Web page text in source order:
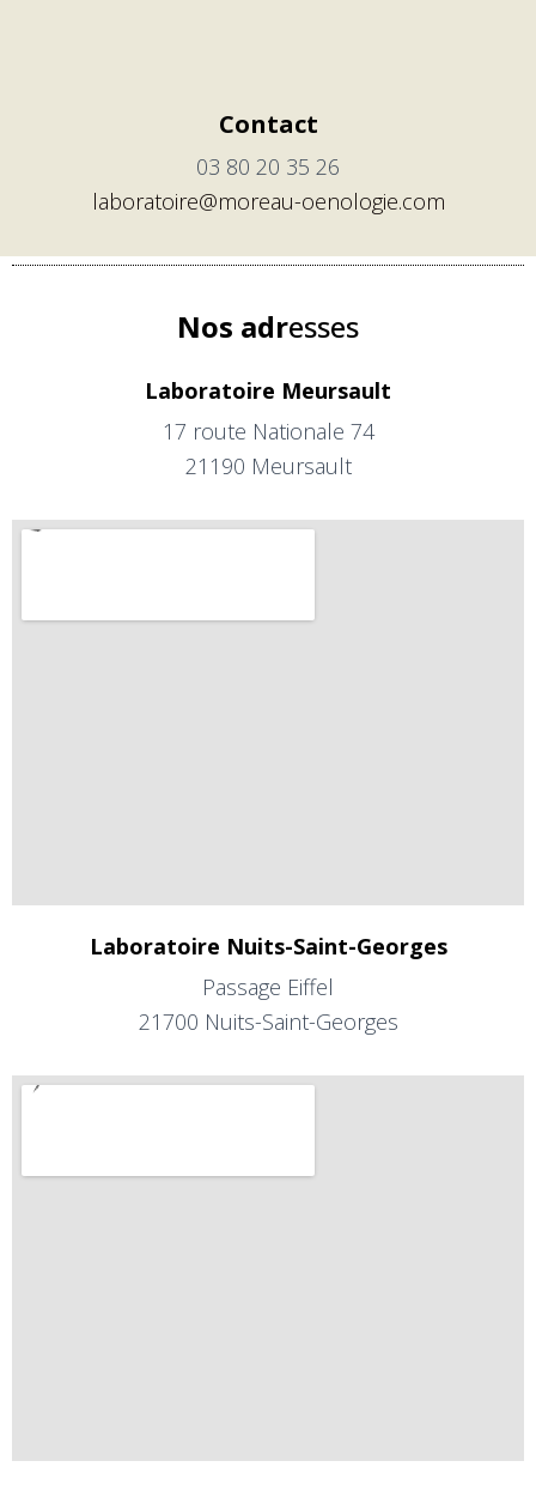
Contact
03 80 20 35 26
laboratoire@moreau-oenologie.com
Nos adresses
Laboratoire Meursault
17 route Nationale 74
21190 Meursault
Laboratoire Nuits-Saint-Georges
Passage Eiffel
21700 Nuits-Saint-Georges